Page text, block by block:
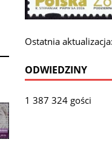
Ostatnia
ODWIEDZINY
1 387 324 gości